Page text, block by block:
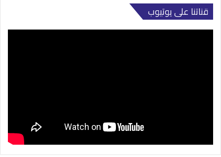
قناتنا على يوتيوب